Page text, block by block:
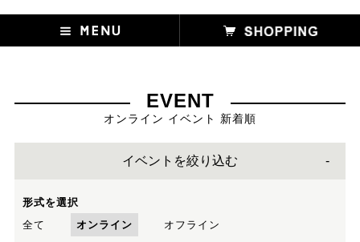
EVENT
オンライン イベント 新着順
イベントを絞り込む
形式を選択
全て
オンライン オフライン